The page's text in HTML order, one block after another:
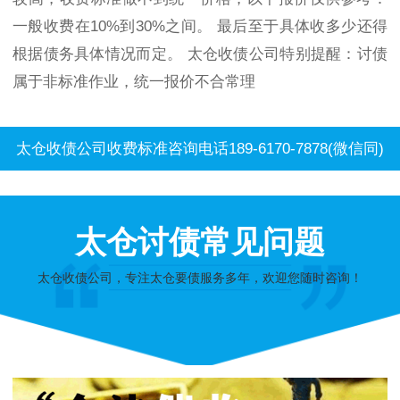
一般收费在10%到30%之间。 最后至于具体收多少还得
根据债务具体情况而定。 太仓收债公司特别提醒：讨债
属于非标准作业，统一报价不合常理
太仓收债公司收费标准咨询电话189-6170-7878(微信同)
太仓讨债常见问题
太仓收债公司，专注太仓要债服务多年，欢迎您随时咨询！